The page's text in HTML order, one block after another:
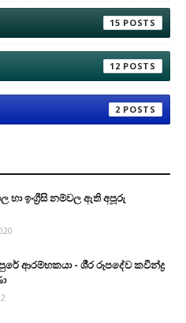
15
12
2
හා ඉංග්‍රීසි නම්වල ඇති අපූරු
ආරම්භකයා - ශී‍්‍ර රූපදේව කවීන්ද්‍ර